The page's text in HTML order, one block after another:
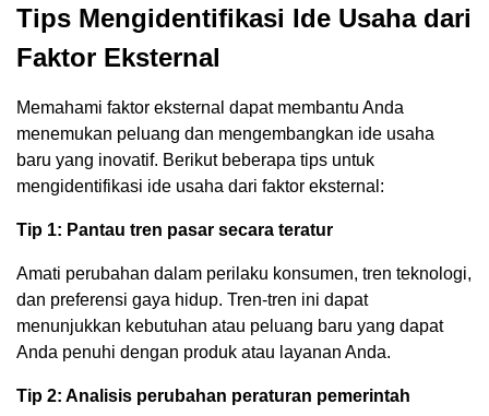
Tips Mengidentifikasi Ide Usaha dari
Faktor Eksternal
Memahami faktor eksternal dapat membantu Anda
menemukan peluang dan mengembangkan ide usaha
baru yang inovatif. Berikut beberapa tips untuk
mengidentifikasi ide usaha dari faktor eksternal:
Tip 1: Pantau tren pasar secara teratur
Amati perubahan dalam perilaku konsumen, tren teknologi,
dan preferensi gaya hidup. Tren-tren ini dapat
menunjukkan kebutuhan atau peluang baru yang dapat
Anda penuhi dengan produk atau layanan Anda.
Tip 2: Analisis perubahan peraturan pemerintah